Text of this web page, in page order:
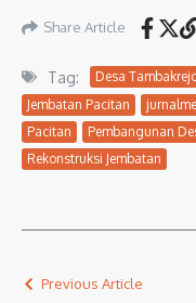
Share Article
Tag: Desa
Jembatan Pacitan
Pacitan
Pembangunan
Rekonstruksi Jembatan
Previous Article